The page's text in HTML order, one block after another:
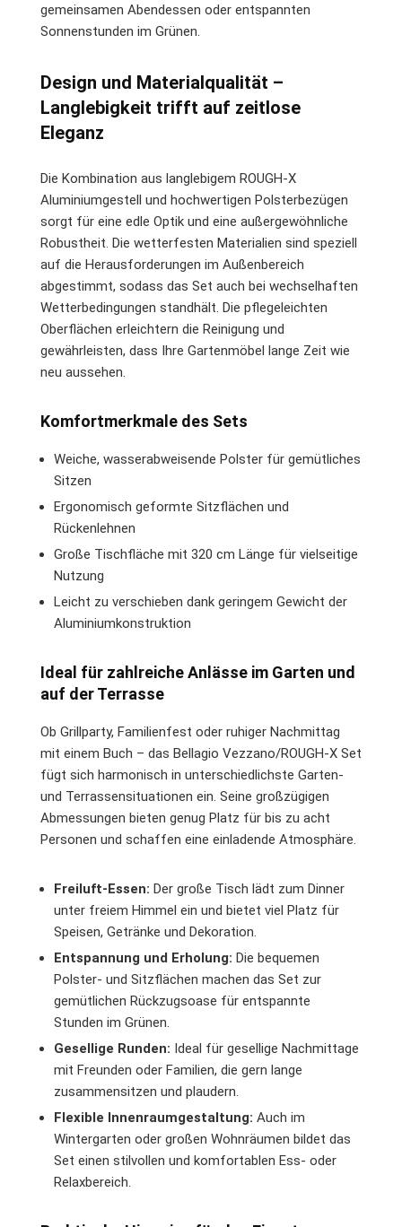
gemeinsamen Abendessen oder entspannten
Sonnenstunden im Grünen.
Design und Materialqualität –
Langlebigkeit trifft auf zeitlose
Eleganz
Die Kombination aus langlebigem ROUGH-X
Aluminiumgestell und hochwertigen Polsterbezügen
sorgt für eine edle Optik und eine außergewöhnliche
Robustheit. Die wetterfesten Materialien sind speziell
auf die Herausforderungen im Außenbereich
abgestimmt, sodass das Set auch bei wechselhaften
Wetterbedingungen standhält. Die pflegeleichten
Oberflächen erleichtern die Reinigung und
gewährleisten, dass Ihre Gartenmöbel lange Zeit wie
neu aussehen.
Komfortmerkmale des Sets
Weiche, wasserabweisende Polster für gemütliches
Sitzen
Ergonomisch geformte Sitzflächen und
Rückenlehnen
Große Tischfläche mit 320 cm Länge für vielseitige
Nutzung
Leicht zu verschieben dank geringem Gewicht der
Aluminiumkonstruktion
Ideal für zahlreiche Anlässe im Garten und
auf der Terrasse
Ob Grillparty, Familienfest oder ruhiger Nachmittag
mit einem Buch – das Bellagio Vezzano/ROUGH-X Set
fügt sich harmonisch in unterschiedlichste Garten-
und Terrassensituationen ein. Seine großzügigen
Abmessungen bieten genug Platz für bis zu acht
Personen und schaffen eine einladende Atmosphäre.
Freiluft-Essen: Der große Tisch lädt zum Dinner
unter freiem Himmel ein und bietet viel Platz für
Speisen, Getränke und Dekoration.
Entspannung und Erholung: Die bequemen
Polster- und Sitzflächen machen das Set zur
gemütlichen Rückzugsoase für entspannte
Stunden im Grünen.
Gesellige Runden: Ideal für gesellige Nachmittage
mit Freunden oder Familien, die gern lange
zusammensitzen und plaudern.
Flexible Innenraumgestaltung: Auch im
Wintergarten oder großen Wohnräumen bildet das
Set einen stilvollen und komfortablen Ess- oder
Relaxbereich.